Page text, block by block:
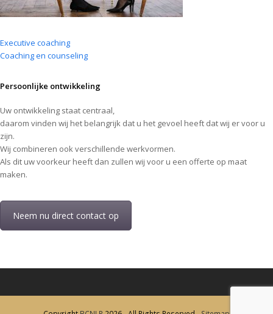
Executive coaching
Coaching en counseling
Persoonlijke ontwikkeling
Uw ontwikkeling staat centraal,
daarom vinden wij het belangrijk dat u het gevoel heeft dat wij er voor u
zijn.
Wij combineren ook verschillende werkvormen.
Als dit uw voorkeur heeft dan zullen wij voor u een offerte op maat
maken.
Neem nu direct contact op